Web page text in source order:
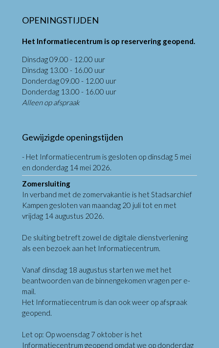
OPENINGSTIJDEN
Het Informatiecentrum is op reservering geopend.
Dinsdag 09.00 - 12.00 uur
Dinsdag 13.00 - 16.00 uur
Donderdag 09.00 - 12.00 uur
Donderdag 13.00 - 16.00 uur
Alleen op afspraak
Gewijzigde openingstijden
- Het Informatiecentrum is gesloten op dinsdag 5 mei
en donderdag 14 mei 2026.
Zomersluiting
In verband met de zomervakantie is het Stadsarchief
Kampen gesloten van maandag 20 juli tot en met
vrijdag 14 augustus 2026.
De sluiting betreft zowel de digitale dienstverlening
als een bezoek aan het Informatiecentrum.
Vanaf dinsdag 18 augustus starten we met het
beantwoorden van de binnengekomen vragen per e-
mail.
Het Informatiecentrum is dan ook weer op afspraak
geopend.
Let op: Op woensdag 7 oktober is het
Informatiecentrum geopend omdat we op donderdag